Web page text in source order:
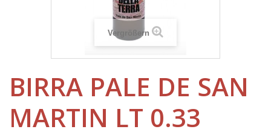
Vergrößern
BIRRA PALE DE SAN
MARTIN LT 0.33